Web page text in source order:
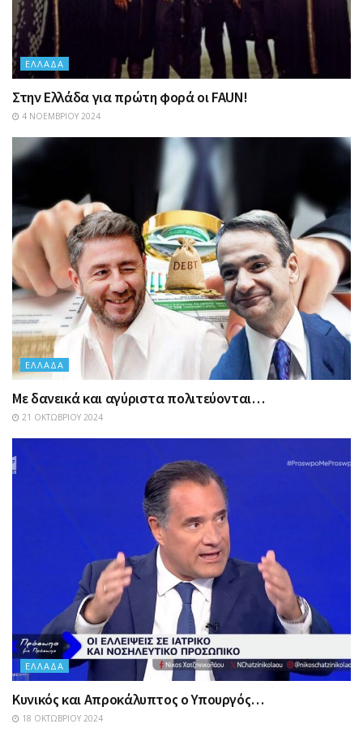
ΕΛΛΆΔΑ
Στην Ελλάδα για πρώτη φορά οι FAUN!
4 ΝΟΕΜΒΡΊΟΥ 2024
ΕΛΛΆΔΑ
Με δανεικά και αγύριστα πολιτεύονται…
21 ΟΚΤΩΒΡΊΟΥ 2024
ΕΛΛΆΔΑ
Κυνικός και Απροκάλυπτος ο Υπουργός…
18 ΟΚΤΩΒΡΊΟΥ 2024